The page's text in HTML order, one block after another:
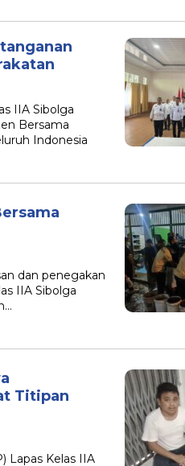
IIA Sibolga
Bersama
Indonesia
dan penegakan
IIA Sibolga
Titipan
Lapas Kelas IIA